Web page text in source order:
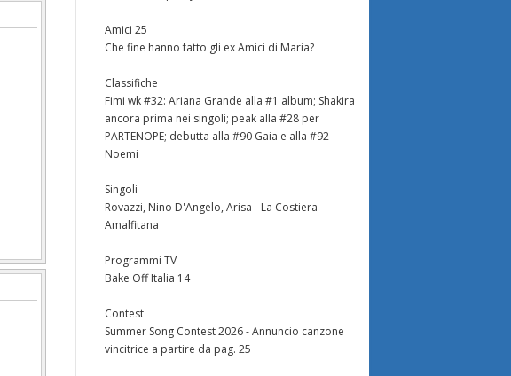
Amici 25
Che fine hanno fatto gli ex Amici di Maria?
Classifiche
Fimi wk #32: Ariana Grande alla #1 album; Shakira
ancora prima nei singoli; peak alla #28 per
PARTENOPE; debutta alla #90 Gaia e alla #92
Noemi
Singoli
Rovazzi, Nino D'Angelo, Arisa - La Costiera
Amalfitana
Programmi TV
Bake Off Italia 14
Contest
Summer Song Contest 2026 - Annuncio canzone
vincitrice a partire da pag. 25